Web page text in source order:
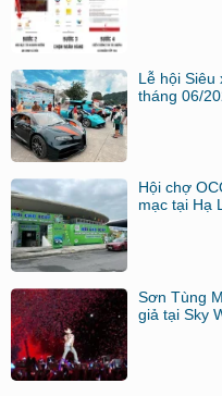
Lễ hội Siêu
tháng 06/
Hội chợ
mạc tại Hạ
Sơn Tùng
giả tại Sky